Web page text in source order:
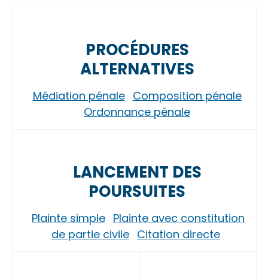
PROCÉDURES
ALTERNATIVES
Médiation pénale Composition pénale
Ordonnance pénale
LANCEMENT DES
POURSUITES
Plainte simple Plainte avec constitution
de partie civile Citation directe